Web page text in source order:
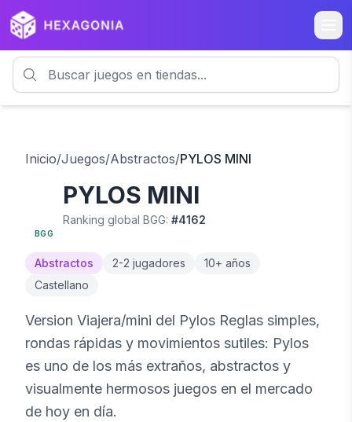
Inicio/Juegos/Abstractos/PYLOS MINI
BGG
PYLOS MINI
Ranking global BGG: #4162
Abstractos 2-2 jugadores 10+ años
Castellano
Version Viajera/mini del Pylos Reglas simples,
rondas rápidas y movimientos sutiles: Pylos
es uno de los más extraños, abstractos y
visualmente hermosos juegos en el mercado
de hoy en día.